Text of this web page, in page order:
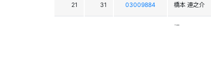
21 31 03009884 橋本 連之介
福田 司